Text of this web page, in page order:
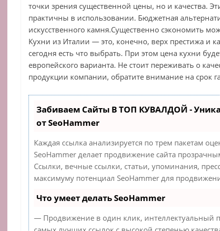
точки зрения существенной цены, но и качества.
практичны в использовании. Бюджетная
искусственного камня.Существенно сэкономить
Кухни из Италии — это, конечно, верх престижа и
сегодня есть что выбрать. При этом цена кухни
европейского варианта. Не стоит переживать о
продукции компании, обратите внимание на срок
Забиваем Сайты В ТОП КУВАЛДОЙ -
от SeoHammer
Каждая ссылка анализируется по трем пакетам
SeoHammer делает продвижение сайта
Ссылки, вечные ссылки, статьи, упоминания,
максимуму потенциал SeoHammer для
Что умеет делать SeoHammer
— Продвижение в один клик, интеллектуальный